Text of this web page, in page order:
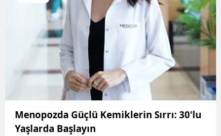
Menopozda Güçlü Kemiklerin Sırrı: 30'lu
Yaşlarda Başlayın